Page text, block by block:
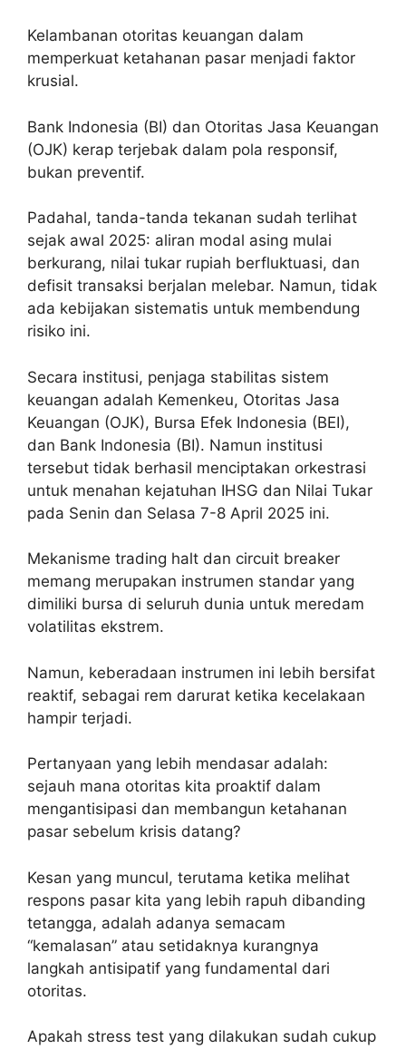
Kelambanan otoritas keuangan dalam
memperkuat ketahanan pasar menjadi faktor
krusial.
Bank Indonesia (BI) dan Otoritas Jasa Keuangan
(OJK) kerap terjebak dalam pola responsif,
bukan preventif.
Padahal, tanda-tanda tekanan sudah terlihat
sejak awal 2025: aliran modal asing mulai
berkurang, nilai tukar rupiah berfluktuasi, dan
defisit transaksi berjalan melebar. Namun, tidak
ada kebijakan sistematis untuk membendung
risiko ini.
Secara institusi, penjaga stabilitas sistem
keuangan adalah Kemenkeu, Otoritas Jasa
Keuangan (OJK), Bursa Efek Indonesia (BEI),
dan Bank Indonesia (BI). Namun institusi
tersebut tidak berhasil menciptakan orkestrasi
untuk menahan kejatuhan IHSG dan Nilai Tukar
pada Senin dan Selasa 7-8 April 2025 ini.
Mekanisme trading halt dan circuit breaker
memang merupakan instrumen standar yang
dimiliki bursa di seluruh dunia untuk meredam
volatilitas ekstrem.
Namun, keberadaan instrumen ini lebih bersifat
reaktif, sebagai rem darurat ketika kecelakaan
hampir terjadi.
Pertanyaan yang lebih mendasar adalah:
sejauh mana otoritas kita proaktif dalam
mengantisipasi dan membangun ketahanan
pasar sebelum krisis datang?
Kesan yang muncul, terutama ketika melihat
respons pasar kita yang lebih rapuh dibanding
tetangga, adalah adanya semacam
“kemalasan” atau setidaknya kurangnya
langkah antisipatif yang fundamental dari
otoritas.
Apakah stress test yang dilakukan sudah cukup